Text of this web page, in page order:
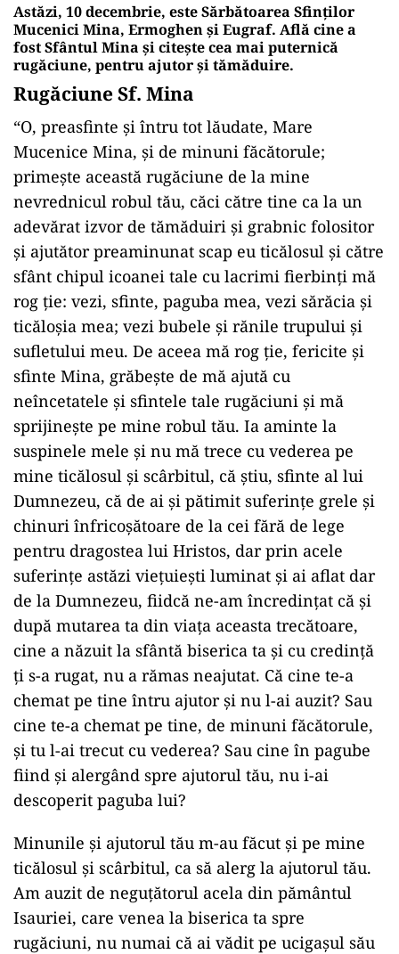
Astăzi, 10 decembrie, este Sărbătoarea Sfinţilor
Mucenici Mina, Ermoghen şi Eugraf. Află cine a
fost Sfântul Mina și citește cea mai puternică
rugăciune, pentru ajutor și tămăduire.
Rugăciune Sf. Mina
“O, preasfinte și întru tot lăudate, Mare
Mucenice Mina, și de minuni făcătorule;
primește această rugăciune de la mine
nevrednicul robul tău, căci către tine ca la un
adevărat izvor de tămăduiri și grabnic folositor
și ajutător preaminunat scap eu ticălosul și către
sfânt chipul icoanei tale cu lacrimi fierbinți mă
rog ție: vezi, sfinte, paguba mea, vezi sărăcia și
ticăloșia mea; vezi bubele și rănile trupului și
sufletului meu. De aceea mă rog ție, fericite și
sfinte Mina, grăbește de mă ajută cu
neîncetatele și sfintele tale rugăciuni și mă
sprijinește pe mine robul tău. Ia aminte la
suspinele mele și nu mă trece cu vederea pe
mine ticălosul și scârbitul, că știu, sfinte al lui
Dumnezeu, că de ai și pătimit suferințe grele și
chinuri înfricoșătoare de la cei fără de lege
pentru dragostea lui Hristos, dar prin acele
suferințe astăzi viețuiești luminat și ai aflat dar
de la Dumnezeu, fiidcă ne-am încredințat că și
după mutarea ta din viața aceasta trecătoare,
cine a năzuit la sfântă biserica ta și cu credință
ți s-a rugat, nu a rămas neajutat. Că cine te-a
chemat pe tine întru ajutor și nu l-ai auzit? Sau
cine te-a chemat pe tine, de minuni făcătorule,
și tu l-ai trecut cu vederea? Sau cine în pagube
fiind și alergând spre ajutorul tău, nu i-ai
descoperit paguba lui?
Minunile și ajutorul tău m-au făcut și pe mine
ticălosul și scârbitul, ca să alerg la ajutorul tău.
Am auzit de neguțătorul acela din pământul
Isauriei, care venea la biserica ta spre
rugăciuni, nu numai că ai vădit pe ucigașul său